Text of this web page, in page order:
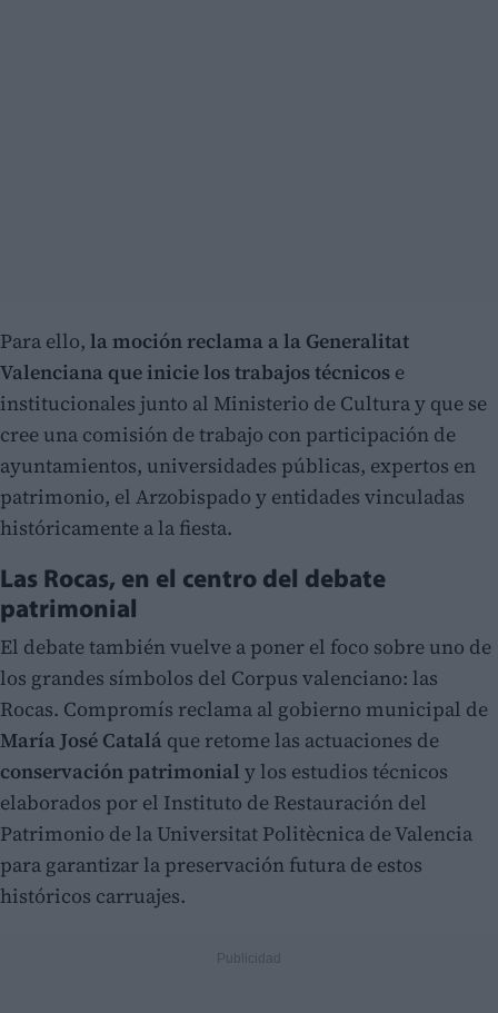
Para ello, la moción reclama a la Generalitat
Valenciana que inicie los trabajos técnicos e
institucionales junto al Ministerio de Cultura y que se
cree una comisión de trabajo con participación de
ayuntamientos, universidades públicas, expertos en
patrimonio, el Arzobispado y entidades vinculadas
históricamente a la fiesta.
Las Rocas, en el centro del debate
patrimonial
El debate también vuelve a poner el foco sobre uno de
los grandes símbolos del Corpus valenciano: las
Rocas. Compromís reclama al gobierno municipal de
María José Catalá que retome las actuaciones de
conservación patrimonial y los estudios técnicos
elaborados por el Instituto de Restauración del
Patrimonio de la Universitat Politècnica de Valencia
para garantizar la preservación futura de estos
históricos carruajes.